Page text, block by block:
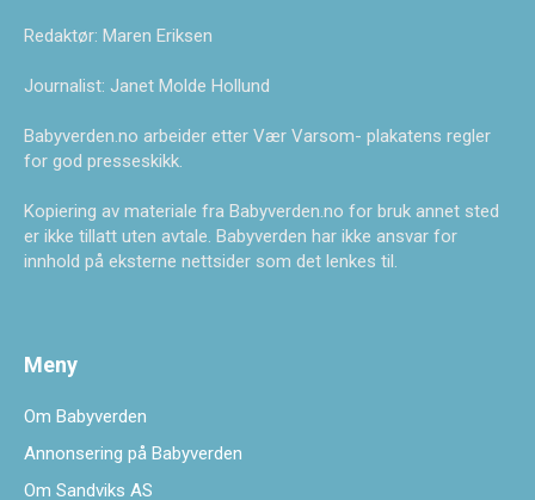
Redaktør: Maren Eriksen
Journalist: Janet Molde Hollund
Babyverden.no arbeider etter Vær Varsom- plakatens regler
for god presseskikk.
Kopiering av materiale fra Babyverden.no for bruk annet sted
er ikke tillatt uten avtale. Babyverden har ikke ansvar for
innhold på eksterne nettsider som det lenkes til.
Meny
Om Babyverden
Annonsering på Babyverden
Om Sandviks AS